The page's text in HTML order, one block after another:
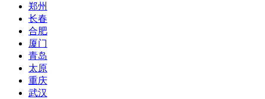
郑州
长春
合肥
厦门
青岛
太原
重庆
武汉